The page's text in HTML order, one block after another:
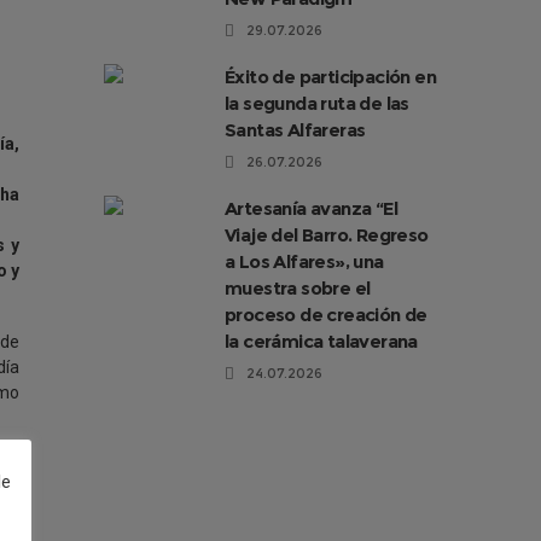
y
y
29.07.2026
Éxito de participación en
la segunda ruta de las
Santas Alfareras
26.07.2026
Artesanía avanza “El
Viaje del Barro. Regreso
a Los Alfares», una
muestra sobre el
proceso de creación de
la cerámica talaverana
24.07.2026